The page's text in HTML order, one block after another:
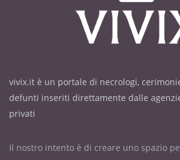
vivix.it è un portale di necrologi,
defunti inseriti direttamente dalle
privati
Il nostro intento è di creare uno spazio